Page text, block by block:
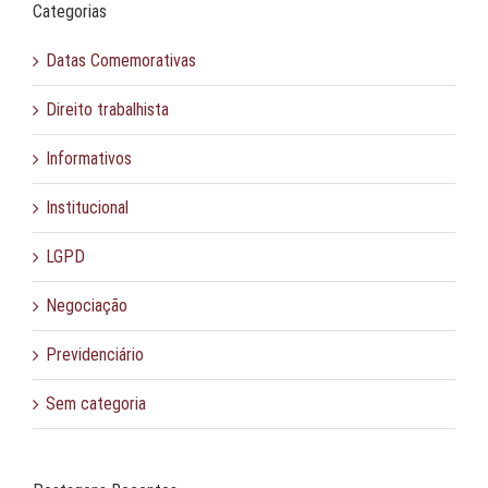
Categorias
Datas Comemorativas
Direito trabalhista
Informativos
Institucional
LGPD
Negociação
Previdenciário
Sem categoria